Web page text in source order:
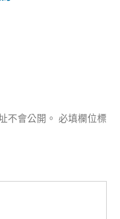
不會公開。 必填欄位標